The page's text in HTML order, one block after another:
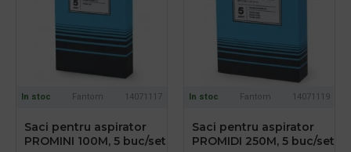
In stoc Fantom 14071117
Saci pentru aspirator
PROMINI 100M, 5 buc/set
In stoc Fantom 14071119
Saci pentru aspirator
PROMIDI 250M, 5 buc/set